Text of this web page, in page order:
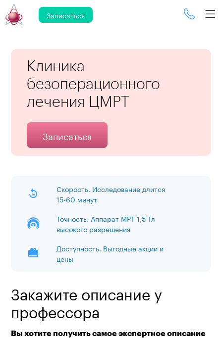
Записаться
Клиника
безоперационного
лечения ЦМРТ
Записаться
Скорость. Исследование длится
15-60 минут
Точность. Аппарат МРТ 1,5 Тл
высокого разрешения
Доступность. Выгодные акции и
цены
Закажите описание у
профессора
Вы хотите получить самое экспертное описание